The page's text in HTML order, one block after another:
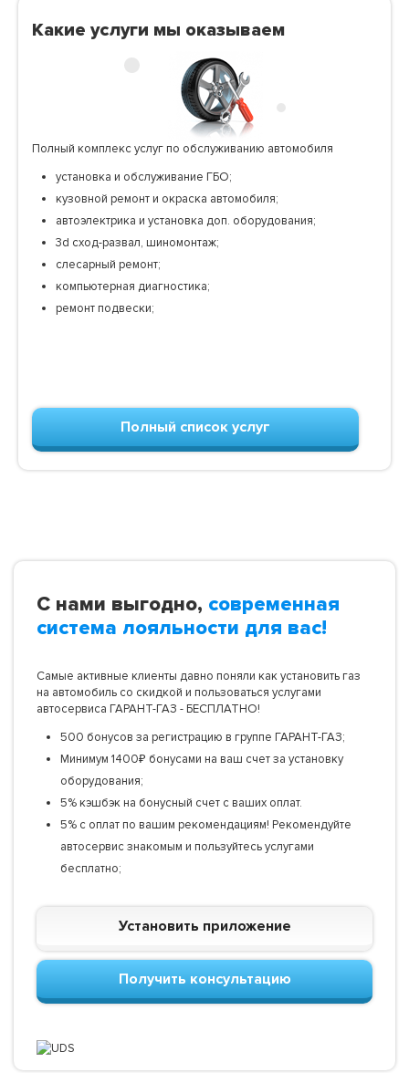
Какие услуги мы оказываем
Полный комплекс услуг по обслуживанию автомобиля
установка и обслуживание ГБО;
кузовной ремонт и окраска автомобиля;
автоэлектрика и установка доп. оборудования;
3d сход-развал, шиномонтаж;
слесарный ремонт;
компьютерная диагностика;
ремонт подвески;
Полный список услуг
С нами выгодно, современная
система лояльности для вас!
Самые активные клиенты давно поняли как установить газ
на автомобиль со скидкой и пользоваться услугами
автосервиса ГАРАНТ-ГАЗ - БЕСПЛАТНО!
500 бонусов за регистрацию в группе ГАРАНТ-ГАЗ;
Минимум 1400₽ бонусами на ваш счет за установку
оборудования;
5% кэшбэк на бонусный счет с ваших оплат.
5% с оплат по вашим рекомендациям! Рекомендуйте
автосервис знакомым и пользуйтесь услугами
бесплатно;
Установить приложение
Получить консультацию